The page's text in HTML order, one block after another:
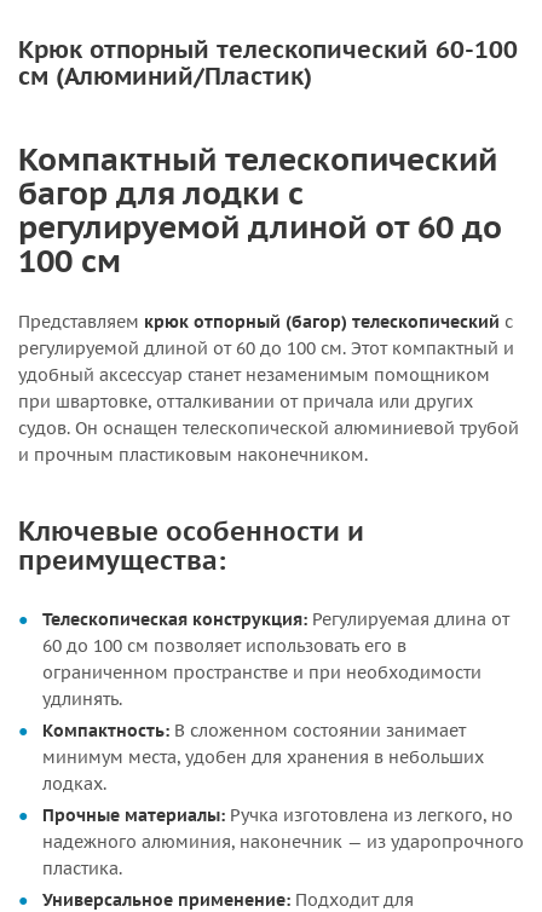
Крюк отпорный телескопический 60-100
см (Алюминий/Пластик)
Компактный телескопический
багор для лодки с
регулируемой длиной от 60 до
100 см
Представляем крюк отпорный (багор) телескопический с
регулируемой длиной от 60 до 100 см. Этот компактный и
удобный аксессуар станет незаменимым помощником
при швартовке, отталкивании от причала или других
судов. Он оснащен телескопической алюминиевой трубой
и прочным пластиковым наконечником.
Ключевые особенности и
преимущества:
Телескопическая конструкция: Регулируемая длина от
60 до 100 см позволяет использовать его в
ограниченном пространстве и при необходимости
удлинять.
Компактность: В сложенном состоянии занимает
минимум места, удобен для хранения в небольших
лодках.
Прочные материалы: Ручка изготовлена из легкого, но
надежного алюминия, наконечник — из ударопрочного
пластика.
Универсальное применение: Подходит для